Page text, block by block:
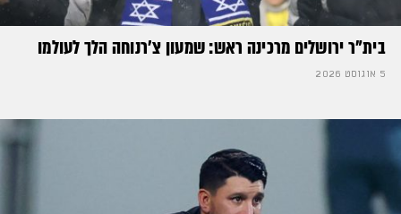
בית"ר ירושלים מרכינה ראש: שמעון צ'רנוחה הלך לעולמו
5 אוגוסט 2026